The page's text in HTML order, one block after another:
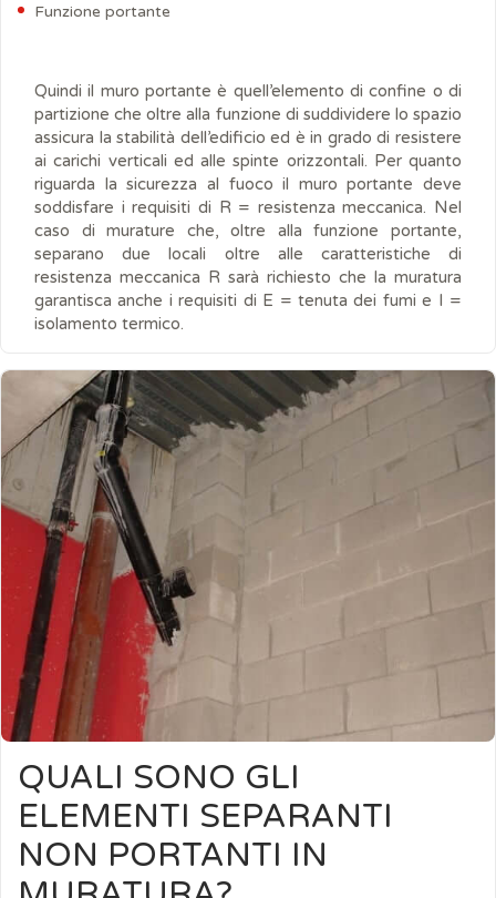
Funzione portante
Quindi il muro portante è quell’elemento di confine o di
partizione che oltre alla funzione di suddividere lo spazio
assicura la stabilità dell’edificio ed è in grado di resistere
ai carichi verticali ed alle spinte orizzontali. Per quanto
riguarda la sicurezza al fuoco il muro portante deve
soddisfare i requisiti di R = resistenza meccanica. Nel
caso di murature che, oltre alla funzione portante,
separano due locali oltre alle caratteristiche di
resistenza meccanica R sarà richiesto che la muratura
garantisca anche i requisiti di E = tenuta dei fumi e I =
isolamento termico.
QUALI SONO GLI
ELEMENTI SEPARANTI
NON PORTANTI IN